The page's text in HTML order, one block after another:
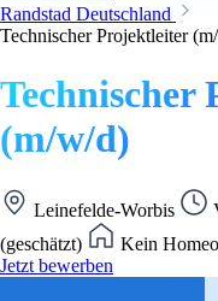
Randstad Deutschland
Technischer Projektleiter
Technischer
(m/w/d)
Leinefelde-Worbis
(geschätzt)
Kein
Jetzt bewerben